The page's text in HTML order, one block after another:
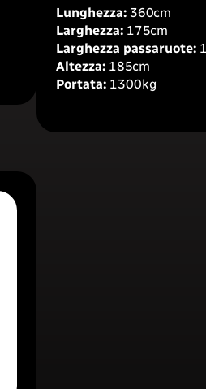
Lunghezza: 360cm
Larghezza: 175cm
Larghezza passaruote:
Altezza: 185cm
Portata: 1300kg